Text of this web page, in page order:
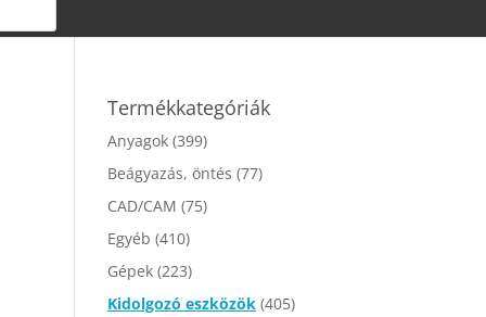
Termékkategóriák
Anyagok (399)
Beágyazás, öntés (77)
CAD/CAM (75)
Egyéb (410)
Gépek (223)
Kidolgozó eszközök (405)